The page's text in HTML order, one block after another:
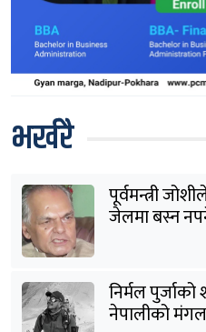
भर्खरै
पूर्वमन्त्री
जेलमा बस्न
निर्मल
नेपालीको